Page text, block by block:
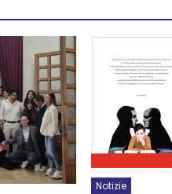
Notizie